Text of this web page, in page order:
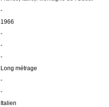
-
1966
-
-
-
Long métrage
-
-
Italien